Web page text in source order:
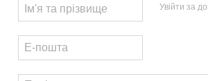
Увійти за